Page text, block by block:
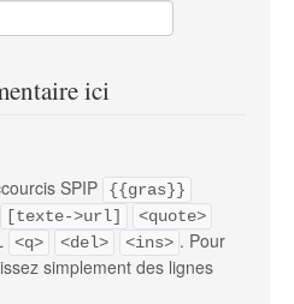
ici
SPIP
{{gras}}
[texte->url]
<quote>
<q> <del> <ins> . Pour
simplement des lignes